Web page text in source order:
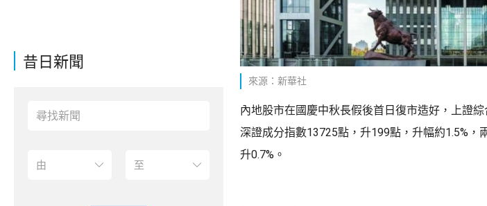
昔日新聞
來源：新華社
內地股市在國慶中秋長假後首日復市造好，上證
深證成分指數13725點，升199點，升幅約1.5%
升0.7%。